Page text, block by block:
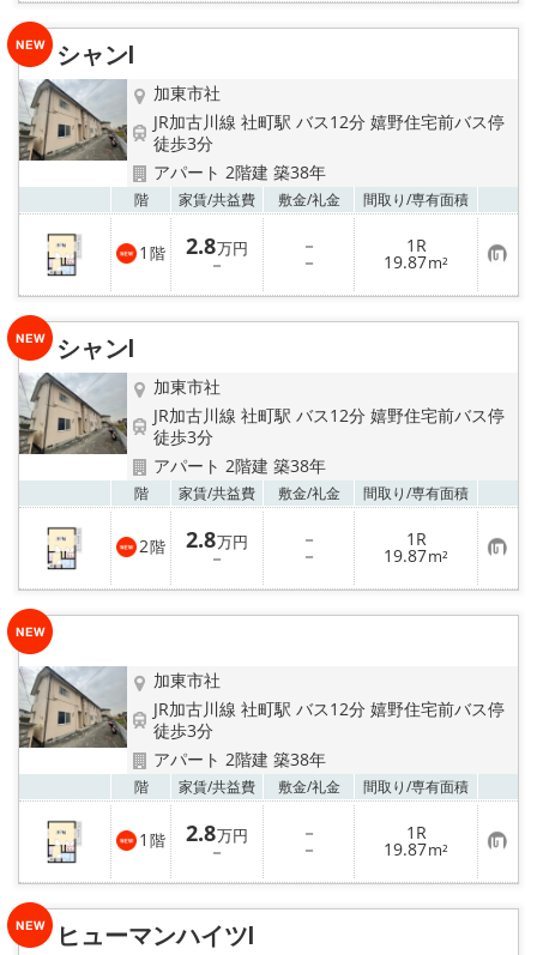
り
シャンⅠ
加東市社
JR加古川線 社町駅 バス12分 嬉野住宅前バス停
徒歩3分
アパート 2階建 築38年
階 家賃/共益費 敷金/礼金 間取り/専有面積
1 階 2.8万円
－
－
－
1R
19.87m² お
気
に
り
シャンⅠ
加東市社
JR加古川線 社町駅 バス12分 嬉野住宅前バス停
徒歩3分
アパート 2階建 築38年
階 家賃/共益費 敷金/礼金 間取り/専有面積
2階 2.8万円
－
－
－
1R
19.87m² お
気
に
り
加東市社
JR加古川線 社町駅 バス12分 嬉野住宅前バス停
徒歩3分
アパート 2階建 築38年
階 家賃/共益費 敷金/礼金 間取り/専有面積
1 階 2.8万円
－
－
－
1R
19.87m² お
気
に
り
ヒューマンハイツⅠ